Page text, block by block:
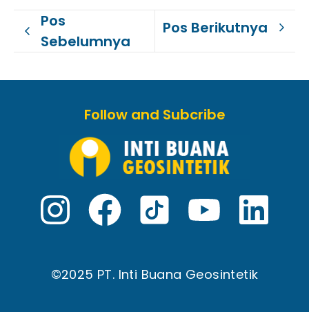
Pos
Sebelumnya
Pos Berikutnya
Follow and Subcribe
©2025 PT. Inti Buana Geosintetik